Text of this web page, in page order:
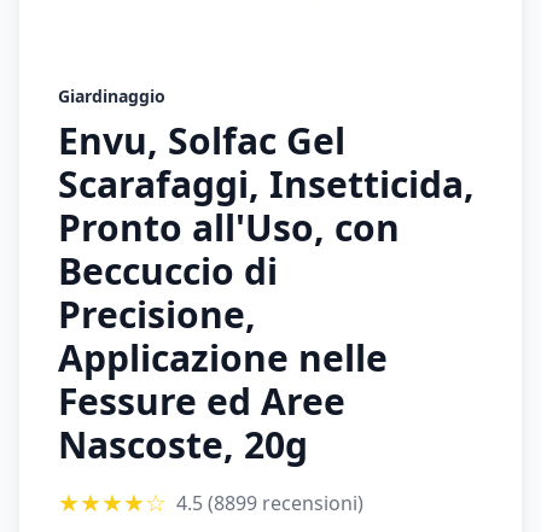
Giardinaggio
Envu, Solfac Gel
Scarafaggi, Insetticida,
Pronto all'Uso, con
Beccuccio di
Precisione,
Applicazione nelle
Fessure ed Aree
Nascoste, 20g
★★★★☆ 4.5(8899 recensioni)